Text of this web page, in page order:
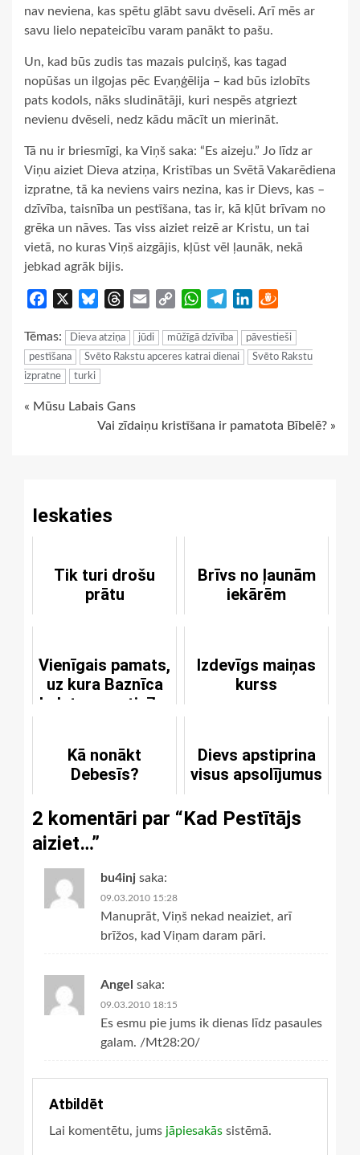
nav neviena, kas spētu glābt savu dvēseli. Arī mēs ar
savu lielo nepateicību varam panākt to pašu.
Un, kad būs zudis tas mazais pulciņš, kas tagad
nopūšas un ilgojas pēc Evaņģēlija – kad būs izlobīts
pats kodols, nāks sludinātāji, kuri nespēs atgriezt
nevienu dvēseli, nedz kādu mācīt un mierināt.
Tā nu ir briesmīgi, ka Viņš saka: “Es aizeju.” Jo līdz ar
Viņu aiziet Dieva atziņa, Kristības un Svētā Vakarēdiena
izpratne, tā ka neviens vairs nezina, kas ir Dievs, kas –
dzīvība, taisnība un pestīšana, tas ir, kā kļūt brīvam no
grēka un nāves. Tas viss aiziet reizē ar Kristu, un tai
vietā, no kuras Viņš aizgājis, kļūst vēl ļaunāk, nekā
jebkad agrāk bijis.
Facebook BlueskyThreads
Email
Copy
WhatsApp
TelegramLinkedIn
Tēmas: Dieva atziņa jūdi mūžīgā dzīvība
pāvestieši
pestīšana
Svēto Rakstu apceres katrai dienai
Svēto Rakstu
izpratne
turki
Continue
« Mūsu Labais Gans
Vai zīdaiņu kristīšana ir pamatota Bībelē? »
Ieskaties
Tik turi drošu
prātu
Brīvs no ļaunām
iekārēm
Vienīgais pamats,
uz kura Baznīca
balsta savu ticību
Izdevīgs maiņas
kurss
Kā nonākt
Debesīs?
Dievs apstiprina
visus apsolījumus
2 komentāri par “Kad Pestītājs
aiziet…”
bu4inj saka:
09.03.2010 15:28
Manuprāt, Viņš nekad neaiziet, arī
brīžos, kad Viņam daram pāri.
Angel saka:
09.03.2010 18:15
Es esmu pie jums ik dienas līdz pasaules
galam. /Mt28:20/
Atbildēt
Lai komentētu, jums jāpiesakās sistēmā.